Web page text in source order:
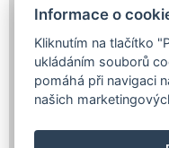
Informace o
Kliknutím na tlačítko
ukládáním souborů
pomáhá při navigaci
našich